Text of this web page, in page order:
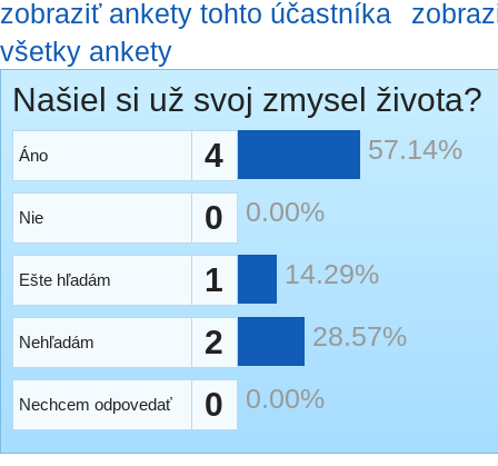
zobraziť ankety tohto účastníka
všetky ankety
Našiel si už svoj zmysel života?
Áno 4 57.14%
Nie 0 0.00%
Ešte hľadám 1 14.29%
Nehľadám 2 28.57%
Nechcem odpovedať 0 0.00%